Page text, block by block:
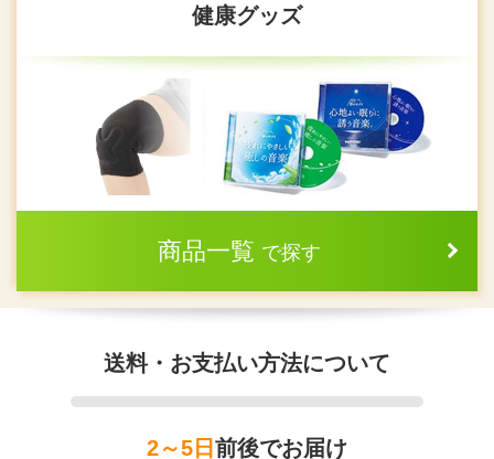
健康グッズ
商品一覧 で探す
送料・お支払い方法について
2～5日 前後でお届け